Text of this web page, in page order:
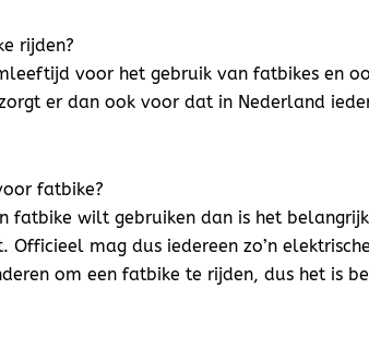
rijden?
voor het gebruik van fatbikes en
er dan ook voor dat in Nederland
fatbike?
fatbike wilt gebruiken dan is het
Officieel mag dus iedereen zo’n
om een fatbike te rijden, dus het is